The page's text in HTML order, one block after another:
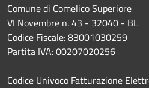
Comune di Comelico Superiore
VI Novembre n. 43 - 32040 - BL
Codice Fiscale: 83001030259
Partita IVA: 00207020256
Codice Univoco Fatturazione